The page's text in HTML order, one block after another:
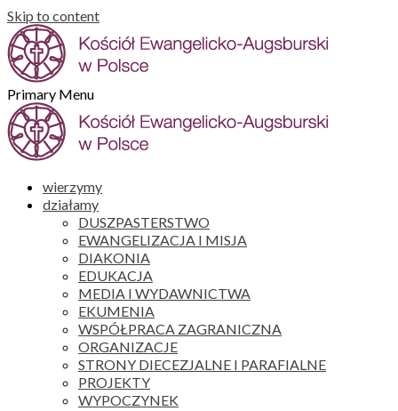
Skip to content
Primary Menu
wierzymy
działamy
DUSZPASTERSTWO
EWANGELIZACJA I MISJA
DIAKONIA
EDUKACJA
MEDIA I WYDAWNICTWA
EKUMENIA
WSPÓŁPRACA ZAGRANICZNA
ORGANIZACJE
STRONY DIECEZJALNE I PARAFIALNE
PROJEKTY
WYPOCZYNEK